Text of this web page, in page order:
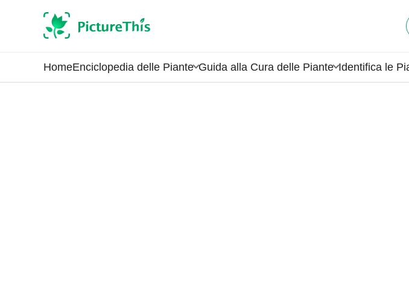
HomeEnciclopedia delle Piante Guida alla Cura delle Piante Identifica le